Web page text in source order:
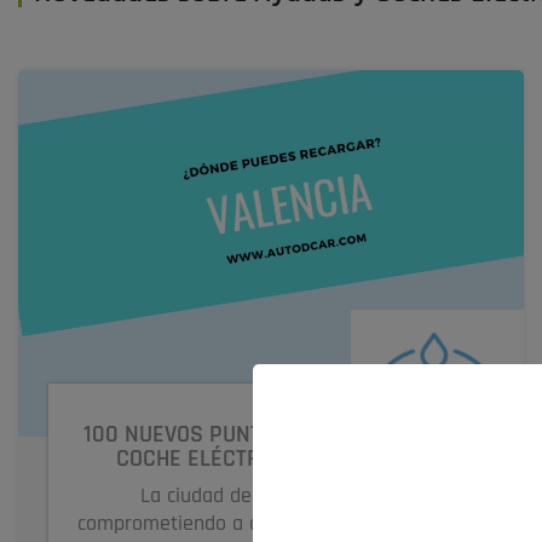
100 NUEVOS PUNTOS DE RECARGA DEL
COCHE ELÉCTRICO EN VALENCIA
La ciudad de Valencia se está
comprometiendo a ampliar la instalación de